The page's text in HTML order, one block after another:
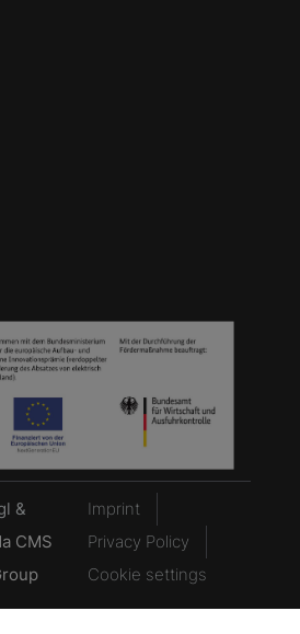
&
CMS
Imprint
Privacy Policy
Cookie settings